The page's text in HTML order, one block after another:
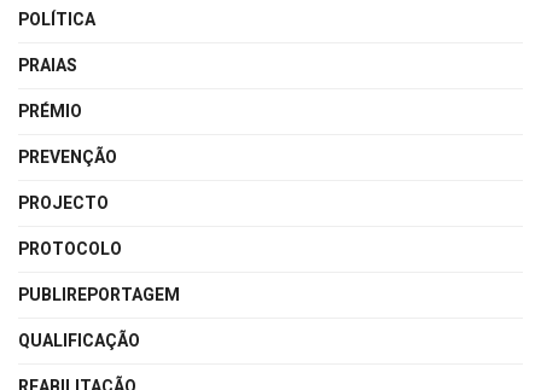
POLÍTICA
PRAIAS
PRÉMIO
PREVENÇÃO
PROJECTO
PROTOCOLO
PUBLIREPORTAGEM
QUALIFICAÇÃO